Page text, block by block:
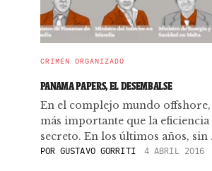
CRIMEN ORGANIZADO
PANAMA PAPERS, EL DESEMBALSE
En el complejo mundo
más importante que la eficiencia
secreto. En los últimos años, sin
POR GUSTAVO GORRITI 4 ABRIL 2016